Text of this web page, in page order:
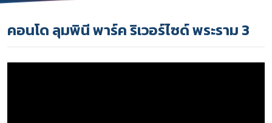
คอนโด ลุมพินี พาร์ค ริเวอร์ไซด์ พระราม 3